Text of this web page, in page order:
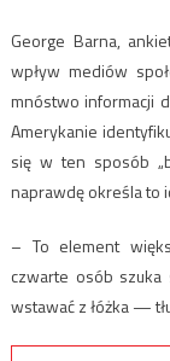
George Barna,
wpływ mediów
mnóstwo informacji
Amerykanie
się w ten sposób
naprawdę określa to
– To element
czwarte osób
wstawać z łóżka —